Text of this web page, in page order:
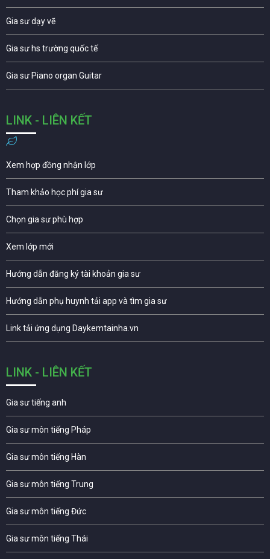
Gia sư dạy vẽ
Gia sư hs trường quốc tế
Gia sư Piano organ Guitar
LINK - LIÊN KẾT
Xem hợp đồng nhận lớp
Tham khảo học phí gia sư
Chọn gia sư phù hợp
Xem lớp mới
Hướng dẫn đăng ký tài khoản gia sư
Hướng dẫn phụ huynh tải app và tìm gia sư
Link tải ứng dụng Daykemtainha.vn
LINK - LIÊN KẾT
Gia sư tiếng anh
Gia sư môn tiếng Pháp
Gia sư môn tiếng Hàn
Gia sư môn tiếng Trung
Gia sư môn tiếng Đức
Gia sư môn tiếng Thái